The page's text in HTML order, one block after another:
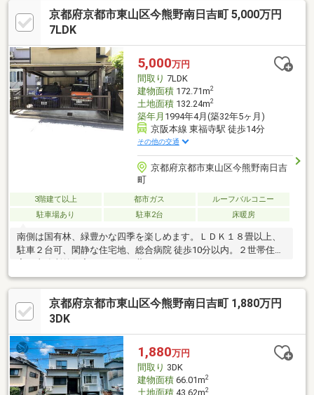
京都府京都市東山区今熊野南日吉町 5,000万円
7LDK
5,000万円
間取り 7LDK
建物面積172.71m2
土地面積132.24m2
築年月 1994年4月(築32年5ヶ月)
京阪本線 東福寺駅 徒歩14分
その他の交通
京都府京都市東山区今熊野南日吉
町
3階建て以上 都市ガス
ルーフバルコニー
駐車場あり
駐車2台 床暖房
南側は国有林、緑豊かな四季を楽しめます。ＬＤＫ１８畳以上、
駐車２台可、閑静な住宅地、総合病院 徒歩10分以内。２世帯住
宅、事務所兼住宅としてもお薦めです。
京都府京都市東山区今熊野南日吉町 1,880万円
3DK
1,880万円
間取り 3DK
建物面積66.01m2
土地面積43.62m2